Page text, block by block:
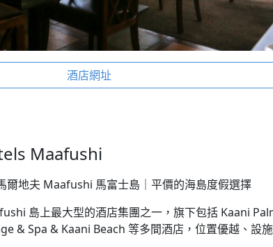
酒店網址
Maafushi
地夫 Maafushi 馬富士島｜平價的海島度假選擇
島上最大型的酒店集團之一，旗下包括 Kaani
& Spa & Kaani Beach 等多間酒店，位置優越、設